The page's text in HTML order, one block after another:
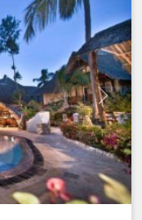
Avanti